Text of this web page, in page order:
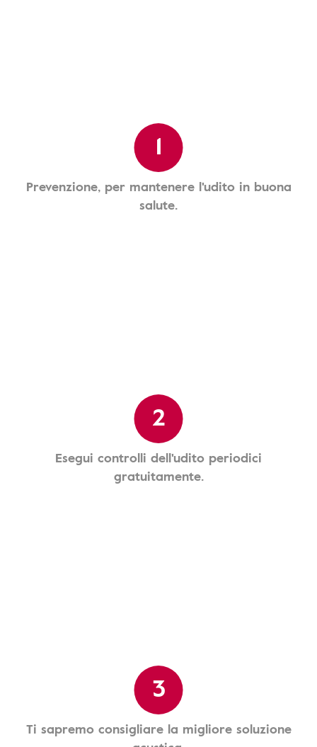
1
Prevenzione, per mantenere l'udito in buona
salute.
2
Esegui controlli dell'udito periodici
gratuitamente.
3
Ti sapremo consigliare la migliore soluzione